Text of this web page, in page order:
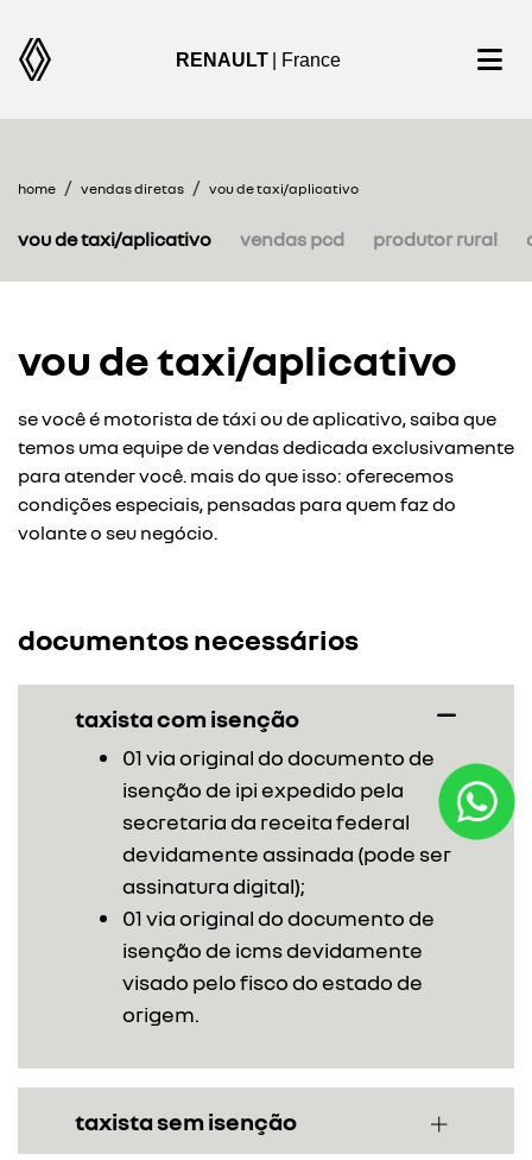
RENAULT | France
home vendas diretas vou de taxi/aplicativo
vendas pcd
vou de taxi/aplicativo produtor rural
vou de taxi/aplicativo
se você é motorista de táxi ou de aplicativo, saiba que
temos uma equipe de vendas dedicada exclusivamente
para atender você. mais do que isso: oferecemos
condições especiais, pensadas para quem faz do
volante o seu negócio.
documentos necessários
taxista com isenção
01 via original do documento de
isenção de ipi expedido pela
secretaria da receita federal
devidamente assinada (pode ser
assinatura digital);
01 via original do documento de
isenção de icms devidamente
visado pelo fisco do estado de
origem.
taxista sem isenção